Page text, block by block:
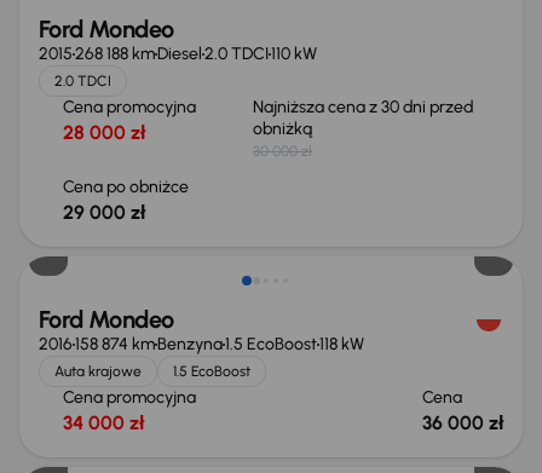
Ford Mondeo
2015268 188 kmDiesel2.0 TDCI110 kW
2.0 TDCI
Cena promocyjna
28 000 zł
Najniższa cena z 30 dni przed
obniżką
30 000 zł
Cena po obniżce
29 000 zł
Ford Mondeo
2016158 874 kmBenzyna1.5 EcoBoost118 kW
Auta krajowe 1.5 EcoBoost
Cena promocyjna
34 000 zł
Cena
36 000 zł
Taniej o 2 000 zł